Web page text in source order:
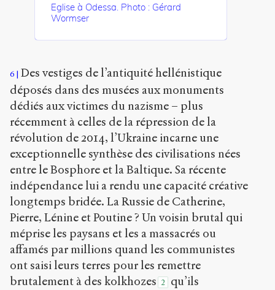
Eglise à Odessa. Photo : Gérard
Wormser
6
Des vestiges de l’antiquité hellénistique
déposés dans des musées aux monuments
dédiés aux victimes du nazisme – plus
récemment à celles de la répression de la
révolution de 2014, l’Ukraine incarne une
exceptionnelle synthèse des civilisations nées
entre le Bosphore et la Baltique. Sa récente
indépendance lui a rendu une capacité créative
longtemps bridée. La Russie de Catherine,
Pierre, Lénine et Poutine ? Un voisin brutal qui
méprise les paysans et les a massacrés ou
affamés par millions quand les communistes
ont saisi leurs terres pour les remettre
brutalement à des kolkhozes 2
qu’ils